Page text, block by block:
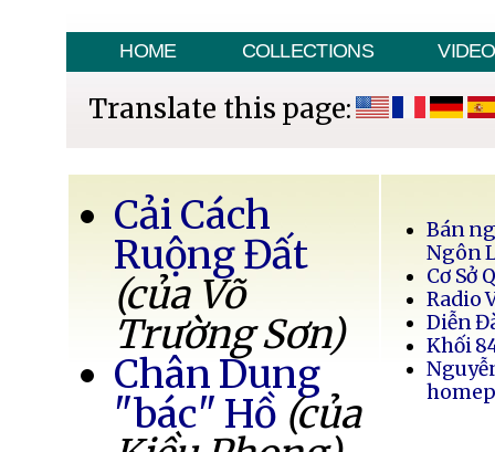
HOME COLLECTIONS VIDEO
Translate this page:
Cải Cách
Ruộng Đất
(của Võ
Trường Sơn)
Chân Dung
"bác" Hồ (của
Bán
Ngôn
Cơ Sở
Radio
Diễn
Khối